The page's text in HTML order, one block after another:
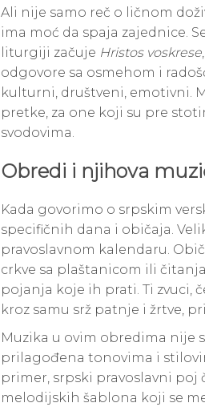
Ali nije samo reč o ličnom
ima moć da spaja zajednice.
liturgiji začuje Hristos voskrese
odgovore sa osmehom i
kulturni, društveni, emotivni.
pretke, za one koji su pre
svodovima.
Obredi i njihova
Kada govorimo o srpskim
specifičnih dana i običaja.
pravoslavnom kalendaru.
crkve sa plaštanicom ili
pojanja koje ih prati. Ti zvuci,
kroz samu srž patnje i žrtve,
Muzika u ovim obredima nije
prilagođena tonovima i
primer, srpski pravoslavni poj
melodijskih šablona koji se